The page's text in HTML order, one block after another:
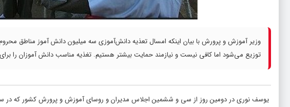
وزیر آموزش و پرورش با بیان اینکه امسال تعذیه دانش‌آموزی سه میلیون دانش آموز مناطق محروم
توزیع می‌شود اما کافی نیست و نیازمند حمایت بیشتر هستیم. تغذیه مناسب دانش آموزان را برای
یوسف نوری در دومین روز از سی و ششمین اجلاس مدیران و روسای آموزش و پرورش کشور که در